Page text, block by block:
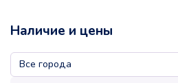
Наличие и цены